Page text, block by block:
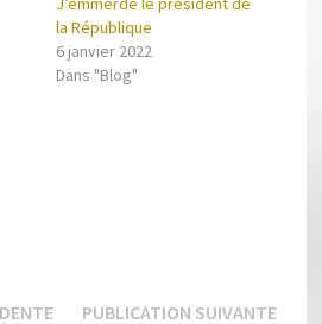
la République
6 janvier 2022
Dans "Blog"
Publication
PUBLICATION SUIVANTE